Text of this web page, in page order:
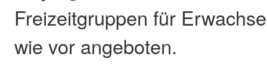
Freizeitgruppen für
wie vor angeboten.